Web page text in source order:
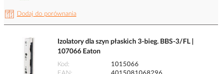
Dodaj do porównania
Izolatory dla szyn płaskich 3-bieg. BBS-3/FL |
107066 Eaton
Kod
1015066